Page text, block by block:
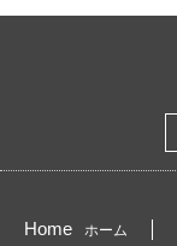
Home ホーム